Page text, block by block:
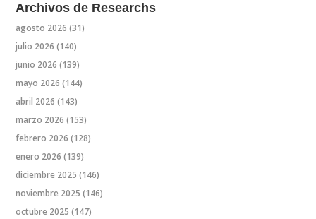
Archivos de Researchs
agosto 2026 (31)
julio 2026 (140)
junio 2026 (139)
mayo 2026 (144)
abril 2026 (143)
marzo 2026 (153)
febrero 2026 (128)
enero 2026 (139)
diciembre 2025 (146)
noviembre 2025 (146)
octubre 2025 (147)